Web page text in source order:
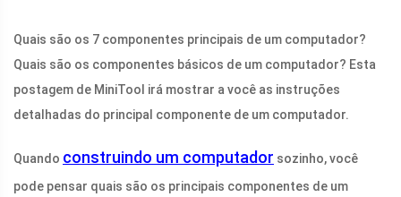
Quais são os 7 componentes principais de um computador?
Quais são os componentes básicos de um computador? Esta
postagem de MiniTool irá mostrar a você as instruções
detalhadas do principal componente de um computador.
Quando construindo um computador sozinho, você
pode pensar quais são os principais componentes de um